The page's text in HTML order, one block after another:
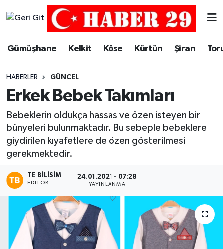
Gümüşhane Kelkit Köse Kürtün Şiran
HABERLER GÜNCEL
Erkek Bebek Takımları
Bebeklerin oldukça hassas ve özen isteyen bir
bünyeleri bulunmaktadır. Bu sebeple bebeklere
giydirilen kıyafetlere de özen gösterilmesi
gerekmektedir.
TE BILISIM
EDITÖR
24.01.2021 - 07:28
YAYINLANMA
Merkez Trafik Yoğunluk Haritası
Süper Lig Puan Durumu ve Fikstür
Tüm Manşetler
Son Dakika Haberleri